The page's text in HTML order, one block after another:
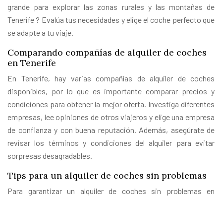
grande para explorar las zonas rurales y las montañas de
Tenerife ? Evalúa tus necesidades y elige el coche perfecto que
se adapte a tu viaje.
Comparando compañías de alquiler de coches
en Tenerife
En Tenerife, hay varias compañías de alquiler de coches
disponibles, por lo que es importante comparar precios y
condiciones para obtener la mejor oferta. Investiga diferentes
empresas, lee opiniones de otros viajeros y elige una empresa
de confianza y con buena reputación. Además, asegúrate de
revisar los términos y condiciones del alquiler para evitar
sorpresas desagradables.
Tips para un alquiler de coches sin problemas
Para garantizar un alquiler de coches sin problemas en